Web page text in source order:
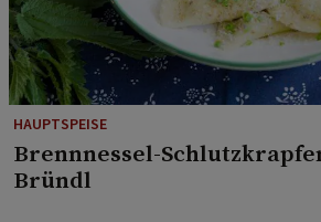
HAUPTSPEISE
Brennnessel-
Bründl